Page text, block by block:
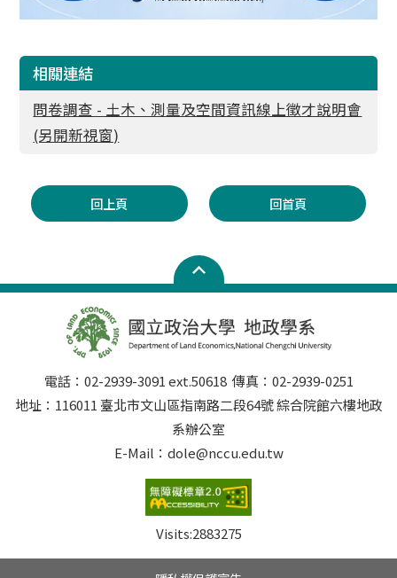
相關連結
問卷調查 - 土木、測量及空間資訊線上徵才說明會
(另開新視窗)
回上頁 回首頁
電話：02-2939-3091 ext.50618 傳真：02-2939-0251
地址：116011 臺北市文山區指南路二段64號 綜合院館六樓地政
系辦公室
E-Mail：dole@nccu.edu.tw
Visits:2883275